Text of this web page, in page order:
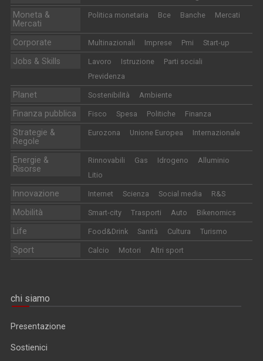
Moneta &
Mercati
Politica monetaria Bce Banche Mercati
Corporate Multinazionali Imprese Pmi Start-up
Jobs & Skills Lavoro Istruzione
Parti sociali
Previdenza
Planet Sostenibilità Ambiente
Finanza pubblica Fisco Spesa Politiche Finanza
Strategie &
Regole
Eurozona Unione Europea Internazionale
Energie &
Risorse
Rinnovabili Gas Idrogeno
Alluminio
Litio
Innovazione Internet Scienza Social media R&S
Mobilità Smart-city Trasporti Auto Bikenomics
Life Food&Drink Sanità Cultura Turismo
Sport Calcio Motori Altri sport
chi siamo
Presentazione
Sostienici